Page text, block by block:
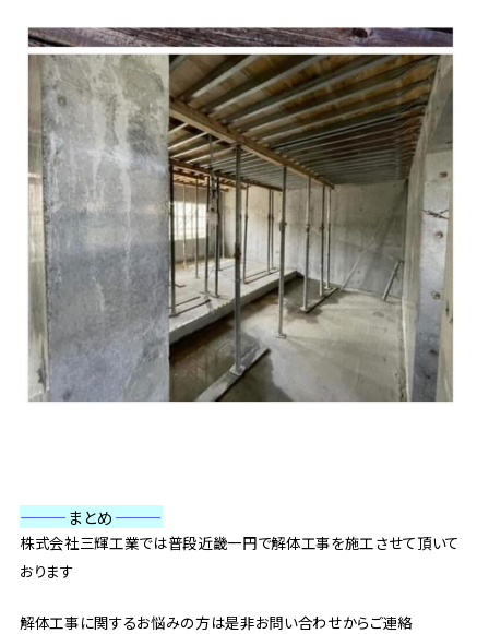
———まとめ———
株式会社三輝工業では普段近畿一円で解体工事を施工させて頂いて
おります
解体工事に関するお悩みの方は是非お問い合わせからご連絡